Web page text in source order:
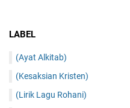
LABEL
(Ayat Alkitab)
(Kesaksian Kristen)
(Lirik Lagu Rohani)